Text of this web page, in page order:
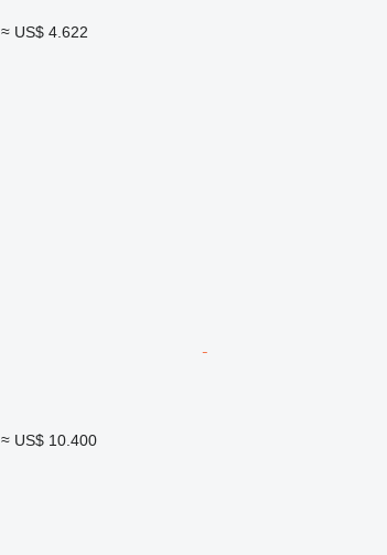
≈ US$ 4.622
≈ US$ 10.400